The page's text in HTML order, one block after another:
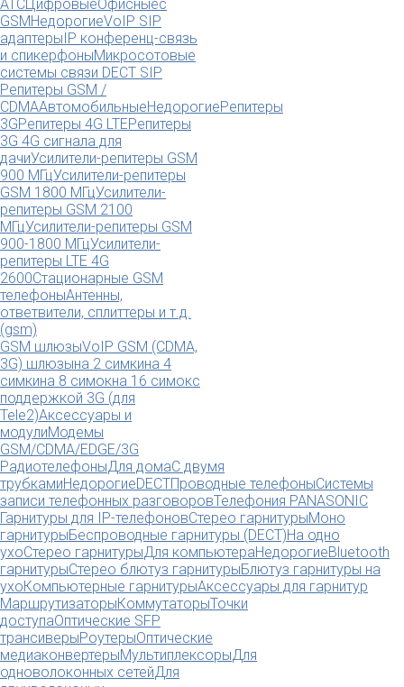
АТСЦифровыеОфисныес
GSMНедорогиеVoIP SIP
адаптерыIP конференц-связь
и спикерфоныМикросотовые
системы связи DECT SIP
Репитеры GSM /
CDMAАвтомобильныеНедорогиеРепитеры
3GРепитеры 4G LTEРепитеры
3G 4G сигнала для
дачиУсилители-репитеры GSM
900 МГцУсилители-репитеры
GSM 1800 МГцУсилители-
репитеры GSM 2100
МГцУсилители-репитеры GSM
900-1800 МГцУсилители-
репитеры LTE 4G
2600Стационарные GSM
телефоныАнтенны,
ответвители, сплиттеры и т.д.
(gsm)
GSM шлюзыVoIP GSM (CDMA,
3G) шлюзына 2 симкина 4
симкина 8 симокна 16 симокс
поддержкой 3G (для
Tele2)Аксессуары и
модулиМодемы
GSM/CDMA/EDGE/3G
РадиотелефоныДля домаС двумя
трубкамиНедорогиеDECTПроводные телефоныСистемы
записи телефонных разговоровТелефония PANASONIC
Гарнитуры для IP-телефоновСтерео гарнитурыМоно
гарнитурыБеспроводные гарнитуры (DECT)На одно
ухоСтерео гарнитурыДля компьютераНедорогиеBluetooth
гарнитурыСтерео блютуз гарнитурыБлютуз гарнитуры на
ухоКомпьютерные гарнитурыАксессуары для гарнитур
МаршрутизаторыКоммутаторыТочки
доступаОптические SFP
трансиверыРоутерыОптические
медиаконвертерыМультиплексорыДля
одноволоконных сетейДля